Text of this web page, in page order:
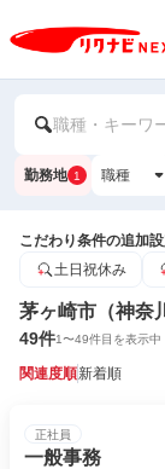
職種・キーワ
勤務地 1 職種
こだわり条件の追加
土日祝休み
茅ヶ崎市（神奈
49件1〜49件目を表示中
関連度順新着順
正社員
一般事務